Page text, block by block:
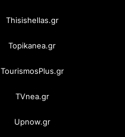
Thisishellas.gr
Topikanea.gr
TourismosPlus.gr
TVnea.gr
Upnow.gr